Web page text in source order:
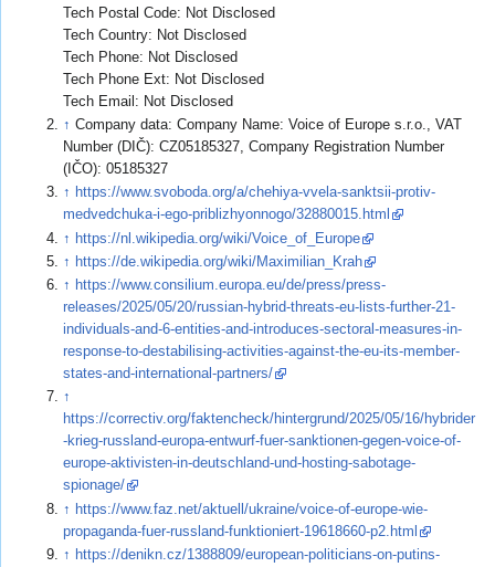
Tech Postal Code: Not Disclosed
Tech Country: Not Disclosed
Tech Phone: Not Disclosed
Tech Phone Ext: Not Disclosed
Tech Email: Not Disclosed
↑ Company data: Company Name: Voice of Europe s.r.o., VAT
Number (DIČ): CZ05185327, Company Registration Number
(IČO): 05185327
↑ https://www.svoboda.org/a/chehiya-vvela-sanktsii-protiv-
medvedchuka-i-ego-priblizhyonnogo/32880015.html
↑ https://nl.wikipedia.org/wiki/Voice_of_Europe
↑ https://de.wikipedia.org/wiki/Maximilian_Krah
↑ https://www.consilium.europa.eu/de/press/press-
releases/2025/05/20/russian-hybrid-threats-eu-lists-further-21-
individuals-and-6-entities-and-introduces-sectoral-measures-in-
response-to-destabilising-activities-against-the-eu-its-member-
states-and-international-partners/
↑
https://correctiv.org/faktencheck/hintergrund/2025/05/16/hybrider
-krieg-russland-europa-entwurf-fuer-sanktionen-gegen-voice-of-
europe-aktivisten-in-deutschland-und-hosting-sabotage-
spionage/
↑ https://www.faz.net/aktuell/ukraine/voice-of-europe-wie-
propaganda-fuer-russland-funktioniert-19618660-p2.html
↑ https://denikn.cz/1388809/european-politicians-on-putins-